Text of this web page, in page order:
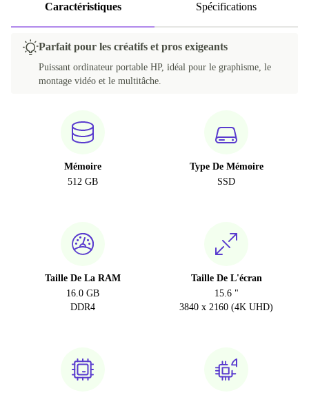
Caractéristiques Spécifications
Parfait pour les créatifs et pros exigeants
Puissant ordinateur portable HP, idéal pour le graphisme, le
montage vidéo et le multitâche.
Mémoire
512 GB
Type De Mémoire
SSD
Taille De La RAM
16.0 GB
DDR4
Taille De L'écran
15.6 "
3840 x 2160 (4K UHD)